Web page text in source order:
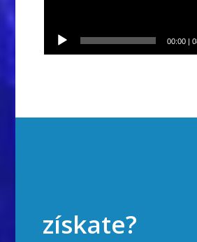
00:00 |
získate?